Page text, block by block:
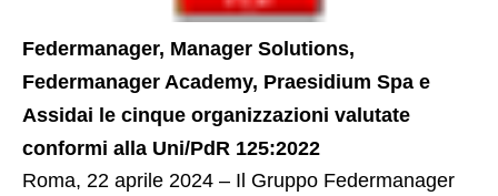
Federmanager, Manager Solutions,
Federmanager Academy, Praesidium Spa e
Assidai le cinque organizzazioni valutate
conformi alla Uni/PdR 125:2022
Roma, 22 aprile 2024 – Il Gruppo Federmanager